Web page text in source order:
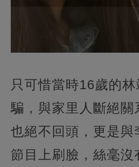
只可惜當時16歲的
騙，與家里人斷絕關
也絕不回頭，更是與
節目上刷臉，絲毫沒